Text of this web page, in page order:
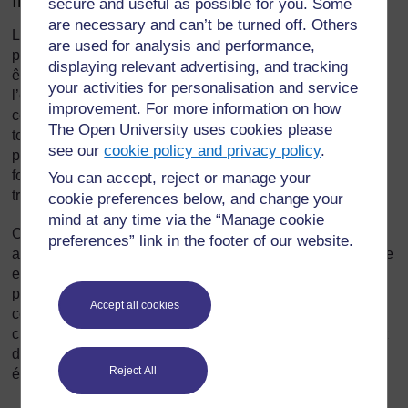
secure and useful as possible for you. Some
are necessary and can’t be turned off. Others
are used for analysis and performance,
displaying relevant advertising, and tracking
your activities for personalisation and service
improvement. For more information on how
The Open University uses cookies please
see ourcookie policy and privacy policy.
You can accept, reject or manage your
cookie preferences below, and change your
mind at any time via the “Manage cookie
preferences” link in the footer of our website.
Accept all cookies
Reject All
Les enfants doivent grandir en apprenant à respecter et à
prendre soin de la nature ; idéalement, nous devrions tous
être des naturalistes. Un naturaliste s’intéresse à la nature,
l’observe et l’aime– c’est quelqu’un qui se préoccupe
constamment du monde qui l’entoure et qui cherche
toujours à mieux le comprendre. Il a une vue d’ensemble
précise dans son esprit sur la manière dont les choses
fonctionnent dans la nature. Toute nouvelle observation
trouve une place précise dans cette vue d’ensemble.
Comment les enseignants peuvent-ils aider les élèves à
acquérir cette vue d’ensemble sur la manière dont la nature
est organisée ? Cette section explore comment vous
pouvez aider les élèves à organiser et étendre leurs
connaissances des êtres vivants. Vous apporterez dans la
classe des objets d’étude réels, les exposerez, fabriquerez
des modèles et effectuerez des recherches avec vos
élèves.